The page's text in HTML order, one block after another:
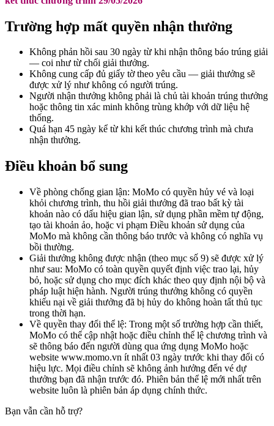
Trường hợp mất quyền nhận thưởng
Không phản hồi sau 30 ngày từ khi nhận thông báo trúng giải
— coi như từ chối giải thưởng.
Không cung cấp đủ giấy tờ theo yêu cầu — giải thưởng sẽ
được xử lý như không có người trúng.
Người nhận thưởng không phải là chủ tài khoản trúng thưởng
hoặc thông tin xác minh không trùng khớp với dữ liệu hệ
thống.
Quá hạn 45 ngày kể từ khi kết thúc chương trình mà chưa
nhận thưởng.
Điều khoản bổ sung
Về phòng chống gian lận: MoMo có quyền hủy vé và loại
khỏi chương trình, thu hồi giải thưởng đã trao bất kỳ tài
khoản nào có dấu hiệu gian lận, sử dụng phần mềm tự động,
tạo tài khoản ảo, hoặc vi phạm Điều khoản sử dụng của
MoMo mà không cần thông báo trước và không có nghĩa vụ
bồi thường.
Giải thưởng không được nhận (theo mục số 9) sẽ được xử lý
như sau: MoMo có toàn quyền quyết định việc trao lại, hủy
bỏ, hoặc sử dụng cho mục đích khác theo quy định nội bộ và
pháp luật hiện hành. Người trúng thưởng không có quyền
khiếu nại về giải thưởng đã bị hủy do không hoàn tất thủ tục
trong thời hạn.
Về quyền thay đổi thể lệ: Trong một số trường hợp cần thiết,
MoMo có thể cập nhật hoặc điều chỉnh thể lệ chương trình và
sẽ thông báo đến người dùng qua ứng dụng MoMo hoặc
website www.momo.vn ít nhất 03 ngày trước khi thay đổi có
hiệu lực. Mọi điều chỉnh sẽ không ảnh hưởng đến vé dự
thưởng bạn đã nhận trước đó. Phiên bản thể lệ mới nhất trên
website luôn là phiên bản áp dụng chính thức.
Bạn vẫn cần hỗ trợ?